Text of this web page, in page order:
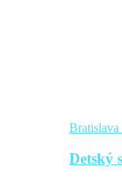
Detský